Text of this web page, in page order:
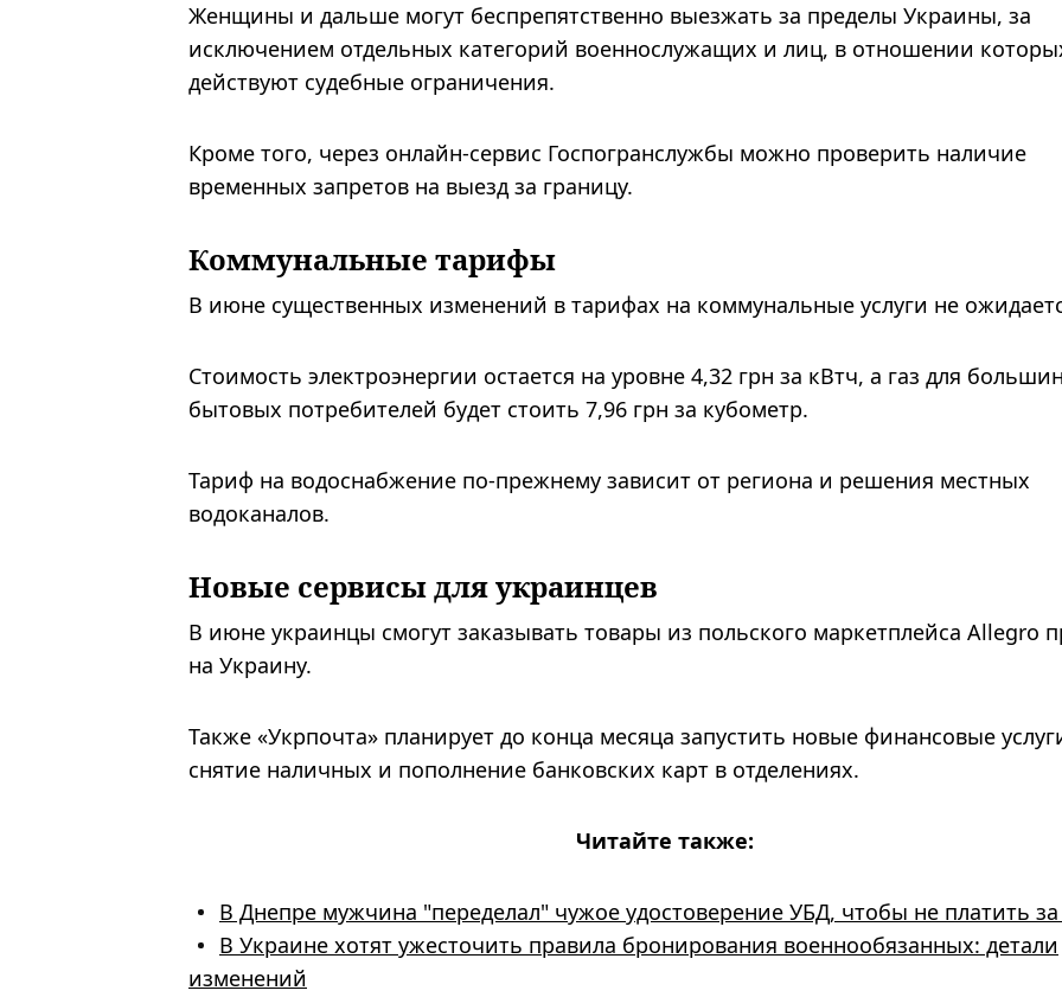
Женщины и дальше могут беспрепятственно выезжать за пределы Украины, за
исключением отдельных категорий военнослужащих и лиц, в отношении
действуют судебные ограничения.
Кроме того, через онлайн-сервис Госпогранслужбы можно проверить наличие
временных запретов на выезд за границу.
Коммунальные тарифы
В июне существенных изменений в тарифах на коммунальные услуги не
Стоимость электроэнергии остается на уровне 4,32 грн за кВтч, а газ для
бытовых потребителей будет стоить 7,96 грн за кубометр.
Тариф на водоснабжение по-прежнему зависит от региона и решения местных
водоканалов.
Новые сервисы для украинцев
В июне украинцы смогут заказывать товары из польского маркетплейса Allegro
на Украину.
Также «Укрпочта» планирует до конца месяца запустить новые финансовые
снятие наличных и пополнение банковских карт в отделениях.
Читайте также:
В Днепре мужчина "переделал" чужое удостоверение УБД, чтобы не платить
В Украине хотят ужесточить правила бронирования военнообязанных: детали
изменений